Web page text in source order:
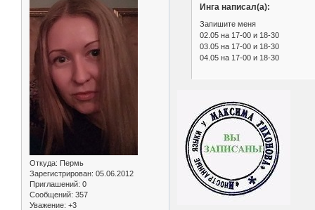
Откуда: Пермь
Зарегистрирован: 05.06.2012
Приглашений: 0
Сообщений: 357
Уважение: +3
Инга написал(а):
Запишите меня
02.05 на 17-00 и 18-30
03.05 на 17-00 и 18-30
04.05 на 17-00 и 18-30